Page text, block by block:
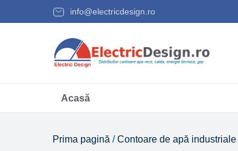
info@electricdesign.ro
Acasă
Prima pagină /Contoare de apă industriale